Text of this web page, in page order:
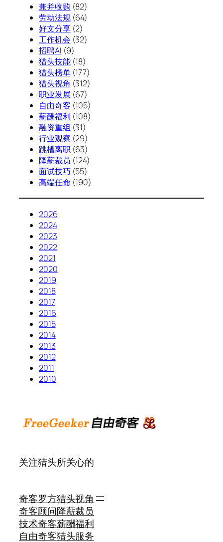
兼并收购 (82)
劳动法规(64)
好文分享(2)
工作机会 (32)
招聘AI (9)
猎头技能(18)
猎头榜单(177)
猎头视角 (312)
职业发展 (67)
自由奇客 (105)
薪酬福利 (108)
融资重组 (31)
行业观察 (29)
跳槽离职(63)
降薪裁员 (124)
面试技巧 (55)
高端任命 (190)
2026
2024
2023
2022
2021
2020
2019
2018
2017
2016
2015
2014
2013
2012
2011
2010
关注猎头所关心的
奇客罗方
奇客顾问
技术奇客
自由奇客
猎头视角
降薪裁员
薪酬福利
猎头服务